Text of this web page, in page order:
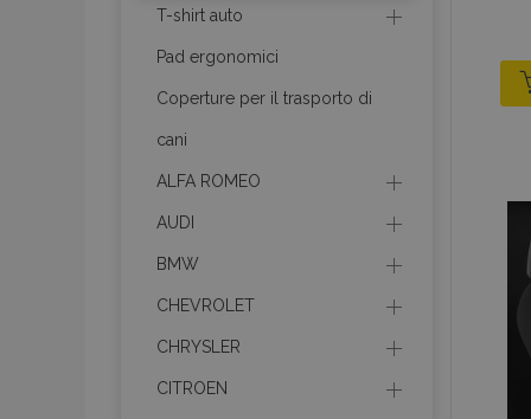
T-shirt auto
Pad ergonomici
Coperture per il trasporto di
cani
ALFA ROMEO
AUDI
BMW
CHEVROLET
CHRYSLER
CITROEN